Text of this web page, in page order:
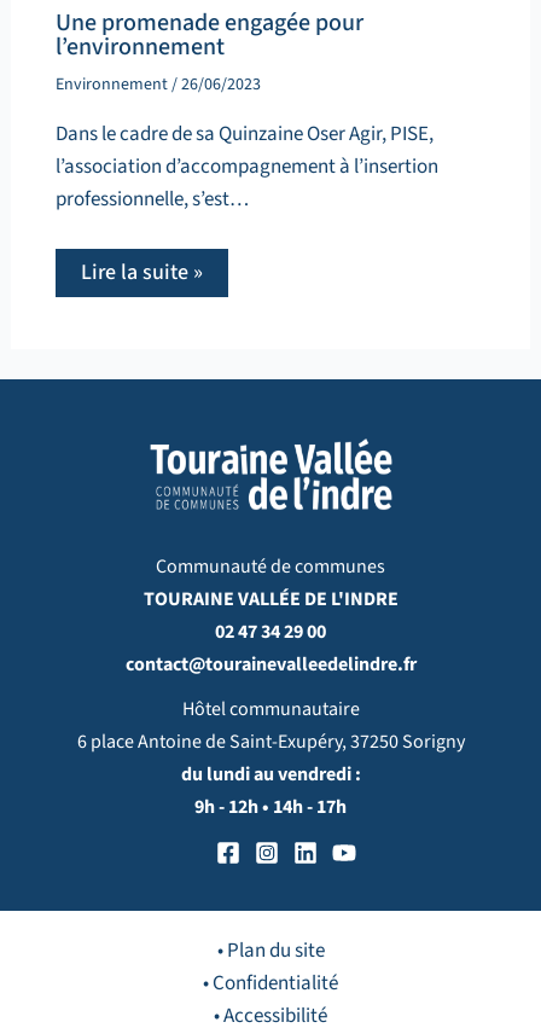
Une promenade engagée pour
l’environnement
Environnement/26/06/2023
Dans le cadre de sa Quinzaine Oser Agir, PISE,
l’association d’accompagnement à l’insertion
professionnelle, s’est…
Lire la suite »
Communauté de communes
TOURAINE VALLÉE DE L'INDRE
02 47 34 29 00
contact@tourainevalleedelindre.fr
Hôtel communautaire
6 place Antoine de Saint-Exupéry, 37250 Sorigny
du lundi au vendredi :
9h - 12h • 14h - 17h
• Plan du site
• Confidentialité
• Accessibilité